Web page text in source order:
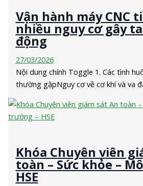
Vận hành máy CNC
nhiều nguy cơ gây
động
27/03/2026
Nội dung chính Toggle 1. Các tình
thường gặpNguy cơ về cơ khí và va
Khóa Chuyên viên
toàn – Sức khỏe –
HSE